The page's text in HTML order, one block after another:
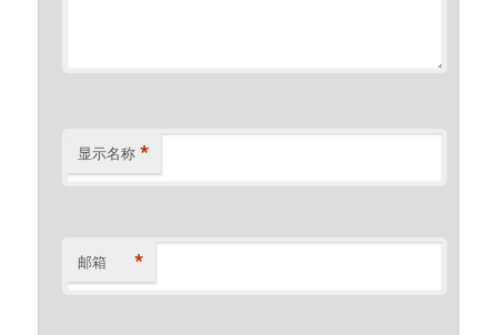
显示名称 *
邮箱 *